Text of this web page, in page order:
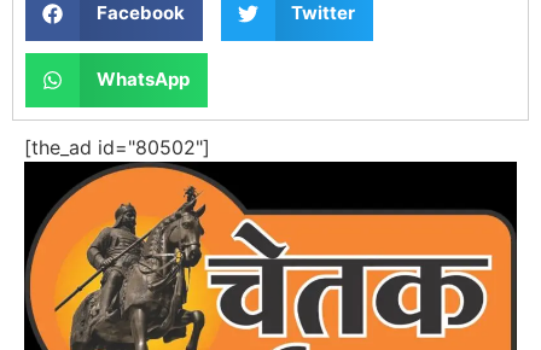
Facebook Twitter
WhatsApp
[the_ad id="80502"]